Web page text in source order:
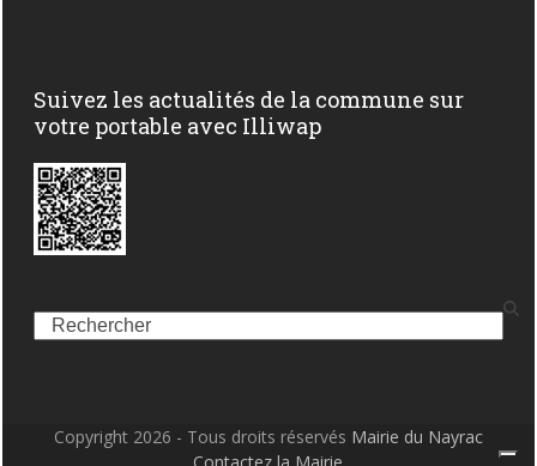
Suivez les actualités de la commune sur
votre portable avec Illiwap
Search
Copyright 2026 - Tous droits réservés Mairie du Nayrac
Contactez la Mairie